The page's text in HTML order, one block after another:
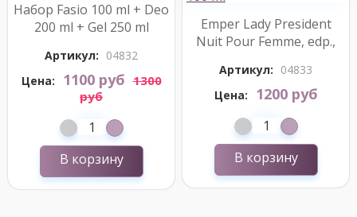
Набор Fasio 100 ml + Deo
200 ml + Gel 250 ml
Артикул: 04832
Цена:
1100 руб 1300
руб
В корзину
Emper Lady President
Nuit Pour Femme, edp.,
Артикул: 04833
Цена:
1200 руб
В корзину